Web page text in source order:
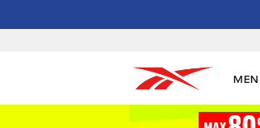
MEN